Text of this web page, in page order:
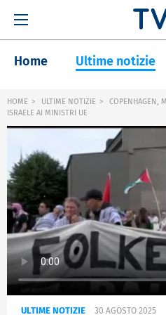
Home Ultime notizie
HOME ULTIME NOTIZIE
COPENHAGEN,
ISRAELE AI MINISTRI UE
ULTIME NOTIZIE 30 AGOSTO 2025